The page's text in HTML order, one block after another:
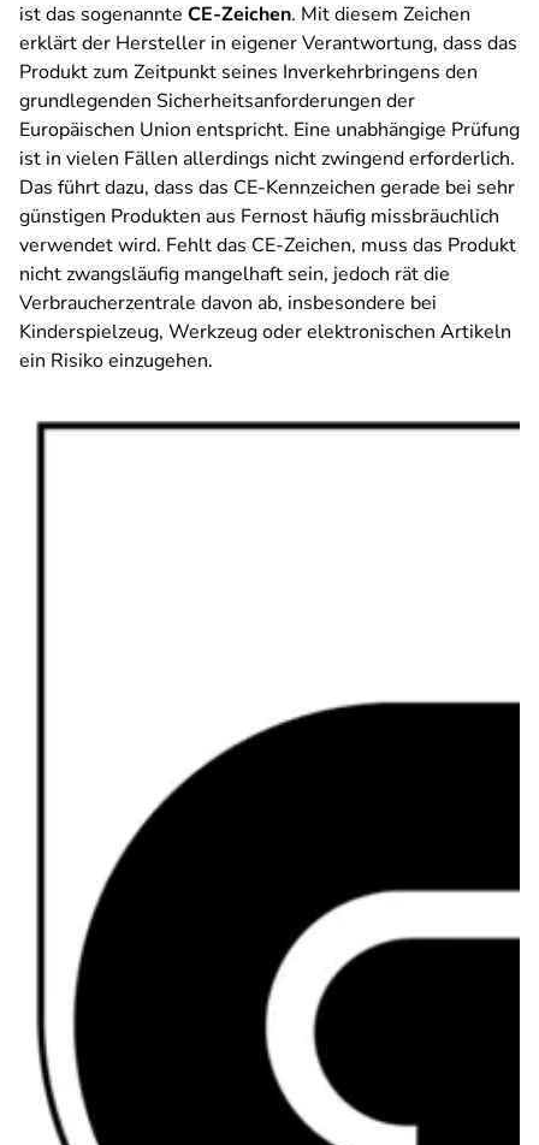
ist das sogenannte CE-Zeichen. Mit diesem Zeichen
erklärt der Hersteller in eigener Verantwortung, dass das
Produkt zum Zeitpunkt seines Inverkehrbringens den
grundlegenden Sicherheitsanforderungen der
Europäischen Union entspricht. Eine unabhängige Prüfung
ist in vielen Fällen allerdings nicht zwingend erforderlich.
Das führt dazu, dass das CE-Kennzeichen gerade bei sehr
günstigen Produkten aus Fernost häufig missbräuchlich
verwendet wird. Fehlt das CE-Zeichen, muss das Produkt
nicht zwangsläufig mangelhaft sein, jedoch rät die
Verbraucherzentrale davon ab, insbesondere bei
Kinderspielzeug, Werkzeug oder elektronischen Artikeln
ein Risiko einzugehen.